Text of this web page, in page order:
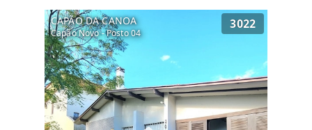
CAPÃO DA CANOA
Capão Novo - Posto 04
3022